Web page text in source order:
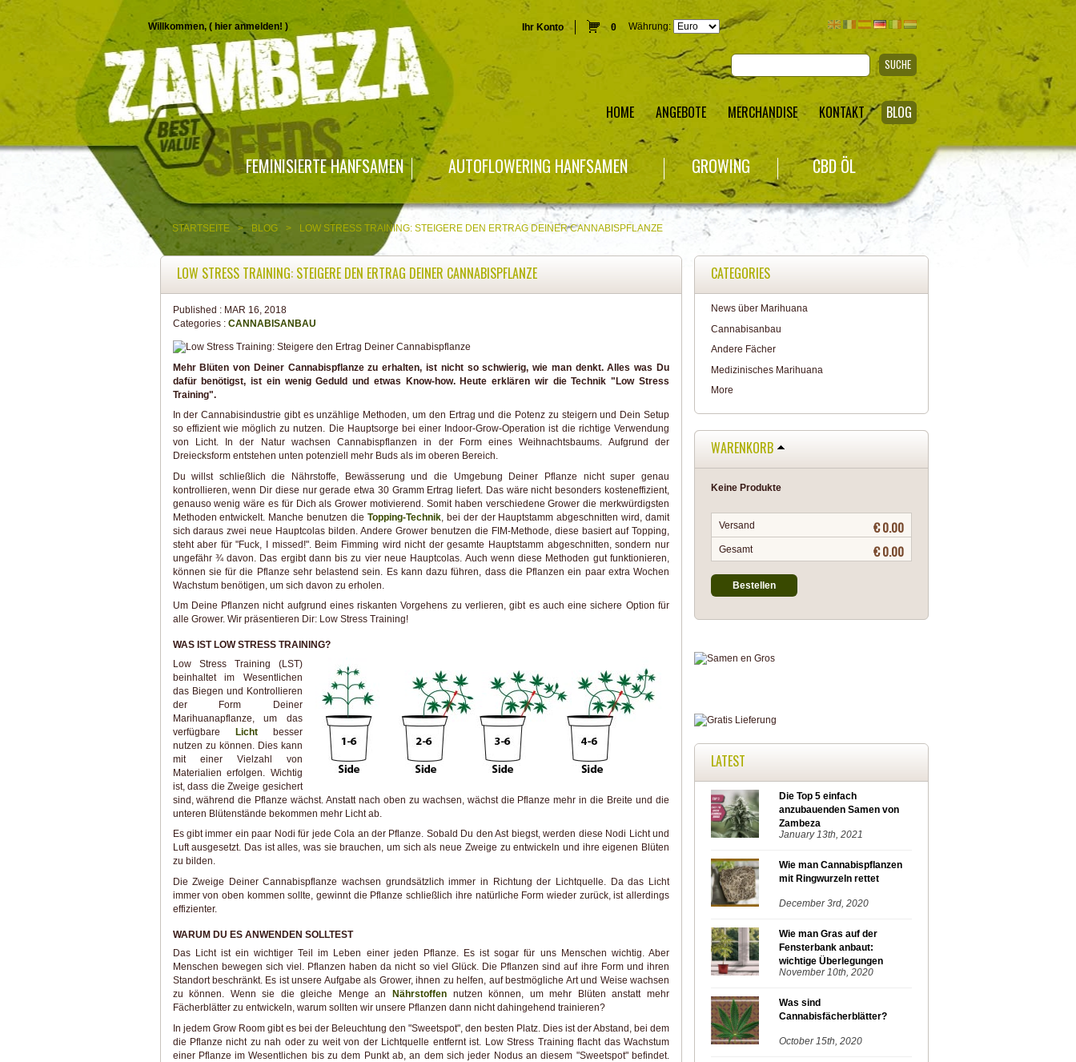
Willkommen, ( hier anmelden! ) Ihr Konto 0 Währung:
SUCHE
HOME ANGEBOTE MERCHANDISE KONTAKT BLOG
FEMINISIERTE HANFSAMEN AUTOFLOWERING HANFSAMEN GROWING CBD ÖL
STARTSEITE > BLOG > LOW STRESS TRAINING: STEIGERE DEN ERTRAG DEINER CANNABISPFLANZE
LOW STRESS TRAINING: STEIGERE DEN ERTRAG DEINER CANNABISPFLANZE
Published : MAR 16, 2018
Categories : CANNABISANBAU
Mehr Blüten von Deiner Cannabispflanze zu erhalten, ist nicht so schwierig, wie man denkt. Alles was Du
dafür benötigst, ist ein wenig Geduld und etwas Know-how. Heute erklären wir die Technik "Low Stress
Training".
In der Cannabisindustrie gibt es unzählige Methoden, um den Ertrag und die Potenz zu steigern und Dein Setup
so effizient wie möglich zu nutzen. Die Hauptsorge bei einer Indoor-Grow-Operation ist die richtige Verwendung
von Licht. In der Natur wachsen Cannabispflanzen in der Form eines Weihnachtsbaums. Aufgrund der
Dreiecksform entstehen unten potenziell mehr Buds als im oberen Bereich.
Du willst schließlich die Nährstoffe, Bewässerung und die Umgebung Deiner Pflanze nicht super genau
kontrollieren, wenn Dir diese nur gerade etwa 30 Gramm Ertrag liefert. Das wäre nicht besonders kosteneffizient,
genauso wenig wäre es für Dich als Grower motivierend. Somit haben verschiedene Grower die merkwürdigsten
Methoden entwickelt. Manche benutzen die Topping-Technik, bei der der Hauptstamm abgeschnitten wird, damit
sich daraus zwei neue Hauptcolas bilden. Andere Grower benutzen die FIM-Methode, diese basiert auf Topping,
steht aber für "Fuck, I missed!". Beim Fimming wird nicht der gesamte Hauptstamm abgeschnitten, sondern nur
ungefähr ¾ davon. Das ergibt dann bis zu vier neue Hauptcolas. Auch wenn diese Methoden gut funktionieren,
können sie für die Pflanze sehr belastend sein. Es kann dazu führen, dass die Pflanzen ein paar extra Wochen
Wachstum benötigen, um sich davon zu erholen.
Um Deine Pflanzen nicht aufgrund eines riskanten Vorgehens zu verlieren, gibt es auch eine sichere Option für
alle Grower. Wir präsentieren Dir: Low Stress Training!
WAS IST LOW STRESS TRAINING?
Low Stress Training (LST)
beinhaltet im Wesentlichen
das Biegen und Kontrollieren
der Form Deiner
Marihuanapflanze, um das
verfügbare Licht besser
nutzen zu können. Dies kann
mit einer Vielzahl von
Materialien erfolgen. Wichtig
ist, dass die Zweige gesichert
sind, während die Pflanze wächst. Anstatt nach oben zu wachsen, wächst die Pflanze mehr in die Breite und die
unteren Blütenstände bekommen mehr Licht ab.
Es gibt immer ein paar Nodi für jede Cola an der Pflanze. Sobald Du den Ast biegst, werden diese Nodi Licht und
Luft ausgesetzt. Das ist alles, was sie brauchen, um sich als neue Zweige zu entwickeln und ihre eigenen Blüten
zu bilden.
Die Zweige Deiner Cannabispflanze wachsen grundsätzlich immer in Richtung der Lichtquelle. Da das Licht
immer von oben kommen sollte, gewinnt die Pflanze schließlich ihre natürliche Form wieder zurück, ist allerdings
effizienter.
WARUM DU ES ANWENDEN SOLLTEST
Das Licht ist ein wichtiger Teil im Leben einer jeden Pflanze. Es ist sogar für uns Menschen wichtig. Aber
Menschen bewegen sich viel. Pflanzen haben da nicht so viel Glück. Die Pflanzen sind auf ihre Form und ihren
Standort beschränkt. Es ist unsere Aufgabe als Grower, ihnen zu helfen, auf bestmögliche Art und Weise wachsen
zu können. Wenn sie die gleiche Menge an
Nährstoffen nutzen können, um mehr Blüten anstatt mehr
Fächerblätter zu entwickeln, warum sollten wir unsere Pflanzen dann nicht dahingehend trainieren?
In jedem Grow Room gibt es bei der Beleuchtung den "Sweetspot", den besten Platz. Dies ist der Abstand, bei dem
die Pflanze nicht zu nah oder zu weit von der Lichtquelle entfernt ist. Low Stress Training flacht das Wachstum
einer Pflanze im Wesentlichen bis zu dem Punkt ab, an dem sich jeder Nodus an diesem "Sweetspot" befindet.
CATEGORIES
News über Marihuana
Cannabisanbau
Andere Fächer
Medizinisches Marihuana
More
WARENKORB
Keine Produkte
Versand € 0.00
Gesamt € 0.00
Bestellen
LATEST
Die Top 5 einfach
anzubauenden Samen von
Zambeza
January 13th, 2021
Wie man Cannabispflanzen
mit Ringwurzeln rettet
December 3rd, 2020
Wie man Gras auf der
Fensterbank anbaut:
wichtige Überlegungen
November 10th, 2020
Was sind
Cannabisfächerblätter?
October 15th, 2020